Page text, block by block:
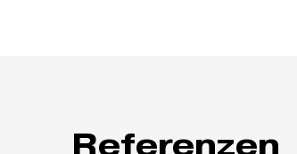
Referenzen